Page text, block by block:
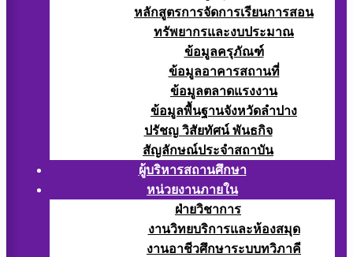
หลักสูตรการจัดการเรียนการสอน
ทรัพยากรและงบประมาณ
ข้อมูลครุภัณฑ์
ข้อมูลอาคารสถานที่
ข้อมูลตลาดแรงงาน
ข้อมูลพื้นฐานจังหวัดลำปาง
ปรัชญ วิสัยทัศน์ พันธกิจ
สัญลักษณ์ประจำสถาบัน
ผู้บริหารสถานศึกษา
หน่วยงานภายใน
ฝ่ายวิชาการ
งานวิทยบริการและห้องสมุด
งานอาชีวศึกษาระบบทวิภาคี